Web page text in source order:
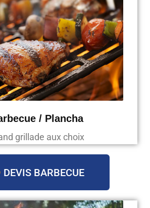
/ Plancha
grillade aux choix
DEVIS BARBECUE